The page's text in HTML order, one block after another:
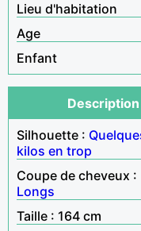
Lieu d'habitation
Age
Enfant
Silhouette :
kilos en trop
Coupe de cheveux :
Longs
Taille : 164 cm